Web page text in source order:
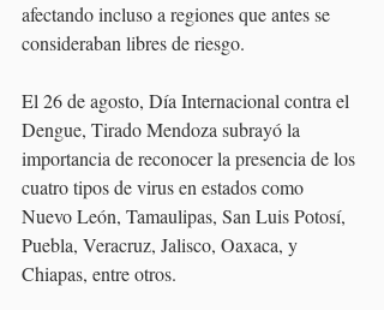
afectando incluso a regiones que antes se
consideraban libres de riesgo.
El 26 de agosto, Día Internacional contra el
Dengue, Tirado Mendoza subrayó la
importancia de reconocer la presencia de los
cuatro tipos de virus en estados como
Nuevo León, Tamaulipas, San Luis Potosí,
Puebla, Veracruz, Jalisco, Oaxaca, y
Chiapas, entre otros.